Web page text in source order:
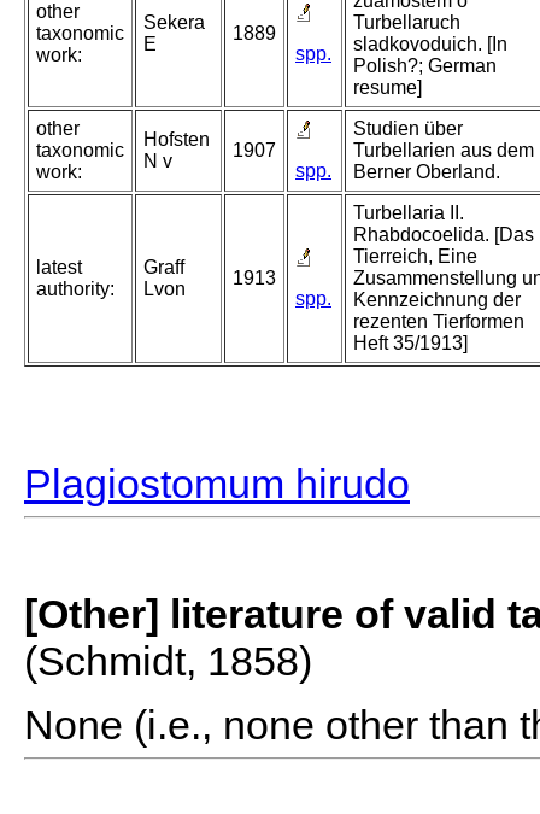
other
taxonomic
work:
Sekera
E
1889
spp.
Turbellaruch
sladkovoduich. [In
Polish?; German
resume]
other
taxonomic
work:
Hofsten
N v
1907
spp.
Studien über
Turbellarien aus dem
Berner Oberland.
latest
authority:
Graff
Lvon
1913
spp.
Turbellaria II.
Rhabdocoelida. [Das
Tierreich, Eine
Zusammenstellung
Kennzeichnung der
rezenten Tierformen
Heft 35/1913]
Plagiostomum hirudo
[Other] literature of valid
(Schmidt, 1858)
None (i.e., none other than